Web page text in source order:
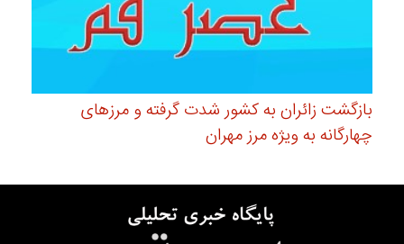
بازگشت زائران به کشور شدت گرفته و مرزهای
چهارگانه به ویژه مرز مهران